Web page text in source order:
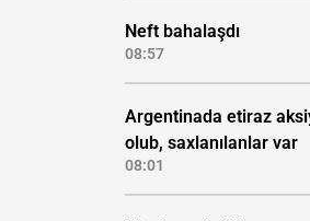
Neft bahalaşdı
08:57
Argentinada etiraz
olub, saxlanılanlar var
08:01